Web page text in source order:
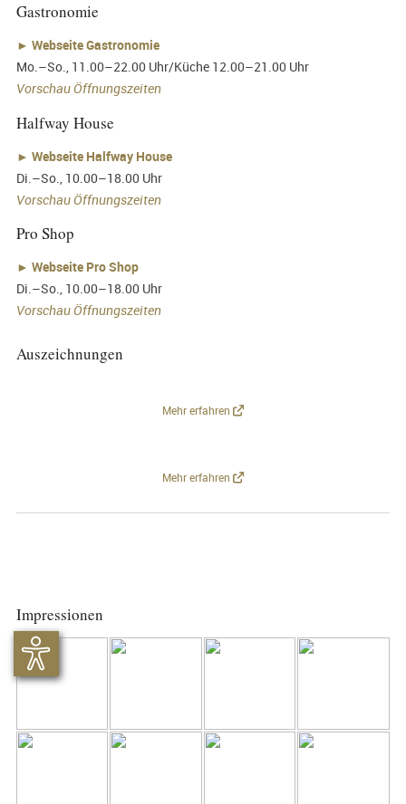
Gastronomie
► Webseite Gastronomie
Mo.–So., 11.00–22.00 Uhr/Küche 12.00–21.00 Uhr
Vorschau Öffnungszeiten
Halfway House
► Webseite Halfway House
Di.–So., 10.00–18.00 Uhr
Vorschau Öffnungszeiten
Pro Shop
► Webseite Pro Shop
Di.–So., 10.00–18.00 Uhr
Vorschau Öffnungszeiten
Auszeichnungen
Mehr erfahren
Mehr erfahren
Impressionen